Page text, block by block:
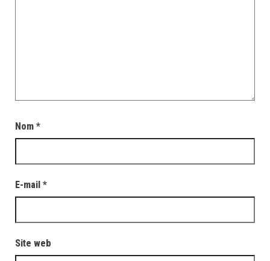
Nom *
E-mail *
Site web